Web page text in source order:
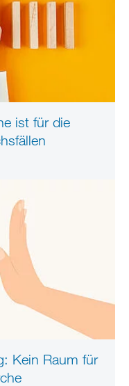
ist für die
Kein Raum für